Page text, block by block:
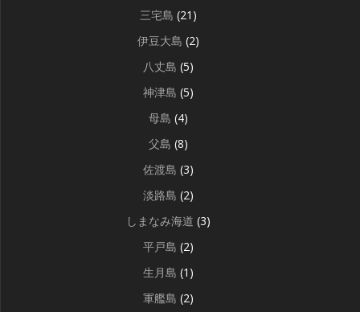
三宅島 (21)
伊豆大島 (2)
八丈島 (5)
神津島 (5)
母島 (4)
父島 (8)
佐渡島 (3)
淡路島 (2)
しまなみ海道 (3)
平戸島 (2)
生月島 (1)
軍艦島 (2)